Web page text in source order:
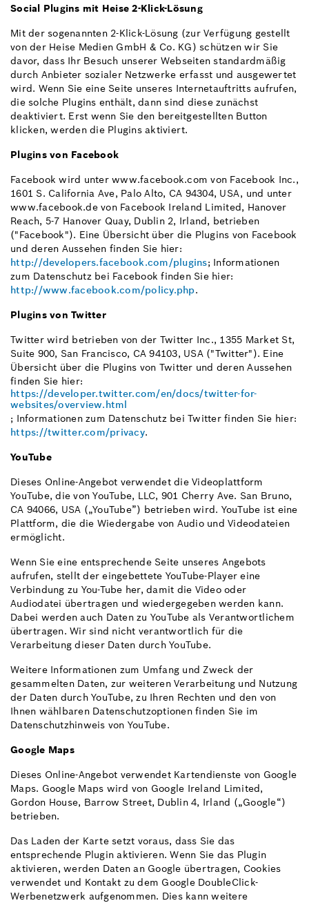
Social Plugins mit Heise 2-Klick-Lösung
Mit der sogenannten 2-Klick-Lösung (zur Verfügung gestellt
von der Heise Medien GmbH & Co. KG) schützen wir Sie
davor, dass Ihr Besuch unserer Webseiten standardmäßig
durch Anbieter sozialer Netzwerke erfasst und ausgewertet
wird. Wenn Sie eine Seite unseres Internetauftritts aufrufen,
die solche Plugins enthält, dann sind diese zunächst
deaktiviert. Erst wenn Sie den bereitgestellten Button
klicken, werden die Plugins aktiviert.
Plugins von Facebook
Facebook wird unter www.facebook.com von Facebook Inc.,
1601 S. California Ave, Palo Alto, CA 94304, USA, und unter
www.facebook.de von Facebook Ireland Limited, Hanover
Reach, 5-7 Hanover Quay, Dublin 2, Irland, betrieben
("Facebook"). Eine Übersicht über die Plugins von Facebook
und deren Aussehen finden Sie hier:
http://developers.facebook.com/plugins; Informationen
zum Datenschutz bei Facebook finden Sie hier:
http://www.facebook.com/policy.php.
Plugins von Twitter
Twitter wird betrieben von der Twitter Inc., 1355 Market St,
Suite 900, San Francisco, CA 94103, USA ("Twitter"). Eine
Übersicht über die Plugins von Twitter und deren Aussehen
finden Sie hier:
https://developer.twitter.com/en/docs/twitter-for-
websites/overview.html
; Informationen zum Datenschutz bei Twitter finden Sie hier:
https://twitter.com/privacy.
YouTube
Dieses Online-Angebot verwendet die Videoplattform
YouTube, die von YouTube, LLC, 901 Cherry Ave. San Bruno,
CA 94066, USA („YouTube”) betrieben wird. YouTube ist eine
Plattform, die die Wiedergabe von Audio und Videodateien
ermöglicht.
Wenn Sie eine entsprechende Seite unseres Angebots
aufrufen, stellt der eingebettete YouTube-Player eine
Verbindung zu You-Tube her, damit die Video oder
Audiodatei übertragen und wiedergegeben werden kann.
Dabei werden auch Daten zu YouTube als Verantwortlichem
übertragen. Wir sind nicht verantwortlich für die
Verarbeitung dieser Daten durch YouTube.
Weitere Informationen zum Umfang und Zweck der
gesammelten Daten, zur weiteren Verarbeitung und Nutzung
der Daten durch YouTube, zu Ihren Rechten und den von
Ihnen wählbaren Datenschutzoptionen finden Sie im
Datenschutzhinweis von YouTube.
Google Maps
Dieses Online-Angebot verwendet Kartendienste von Google
Maps. Google Maps wird von Google Ireland Limited,
Gordon House, Barrow Street, Dublin 4, Irland („Google“)
betrieben.
Das Laden der Karte setzt voraus, dass Sie das
entsprechende Plugin aktivieren. Wenn Sie das Plugin
aktivieren, werden Daten an Google übertragen, Cookies
verwendet und Kontakt zu dem Google DoubleClick-
Werbenetzwerk aufgenommen. Dies kann weitere